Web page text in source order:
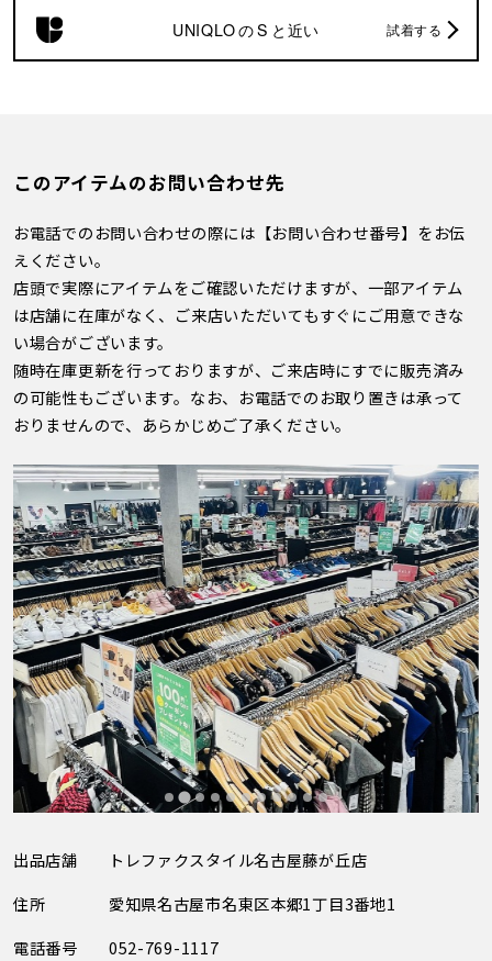
UNIQLOのS と近い 試着する
このアイテムのお問い合わせ先
お電話でのお問い合わせの際には【お問い合わせ番号】をお伝
えください。
店頭で実際にアイテムをご確認いただけますが、一部アイテム
は店舗に在庫がなく、ご来店いただいてもすぐにご用意できな
い場合がございます。
随時在庫更新を行っておりますが、ご来店時にすでに販売済み
の可能性もございます。なお、お電話でのお取り置きは承って
おりませんので、あらかじめご了承ください。
出品店舗
トレファクスタイル名古屋藤が丘店
住所
愛知県名古屋市名東区本郷1丁目3番地1
電話番号
052-769-1117